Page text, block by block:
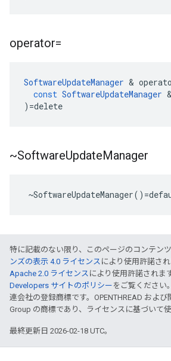
operator=
SoftwareUpdateManager &
const SoftwareUpdateManager &
) =delete
~SoftwareUpdateManager
特に記載のない限り、このページのコンテン
ンズの表示 4.0 ライセンス により使用許諾さ
Apache 2.0 ライセンス により使用許諾されま
Developers サイトのポリシー をご覧ください
連会社の登録商標です。OPENTHREAD およ
Group の商標であり、ライセンスに基づいて使
最終更新日 2026-02-18 UTC。